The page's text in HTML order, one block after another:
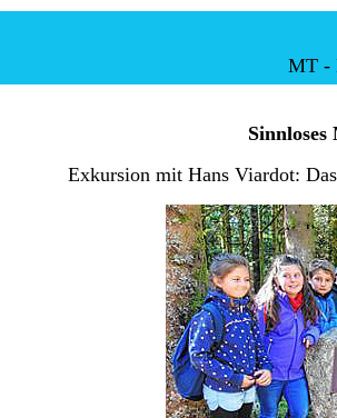
MT -
Sinnloses
Exkursion mit Hans Viardot: